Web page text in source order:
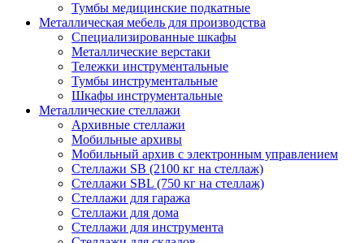
Тумбы медицинские подкатные
Металлическая мебель для производства
Cпециализированные шкафы
Металлические верстаки
Тележки инструментальные
Тумбы инструментальные
Шкафы инструментальные
Металлические стеллажи
Архивные стеллажи
Мобильные архивы
Мобильный архив с электронным управлением
Стеллажи SB (2100 кг на стеллаж)
Стеллажи SBL (750 кг на стеллаж)
Стеллажи для гаража
Стеллажи для дома
Стеллажи для инструмента